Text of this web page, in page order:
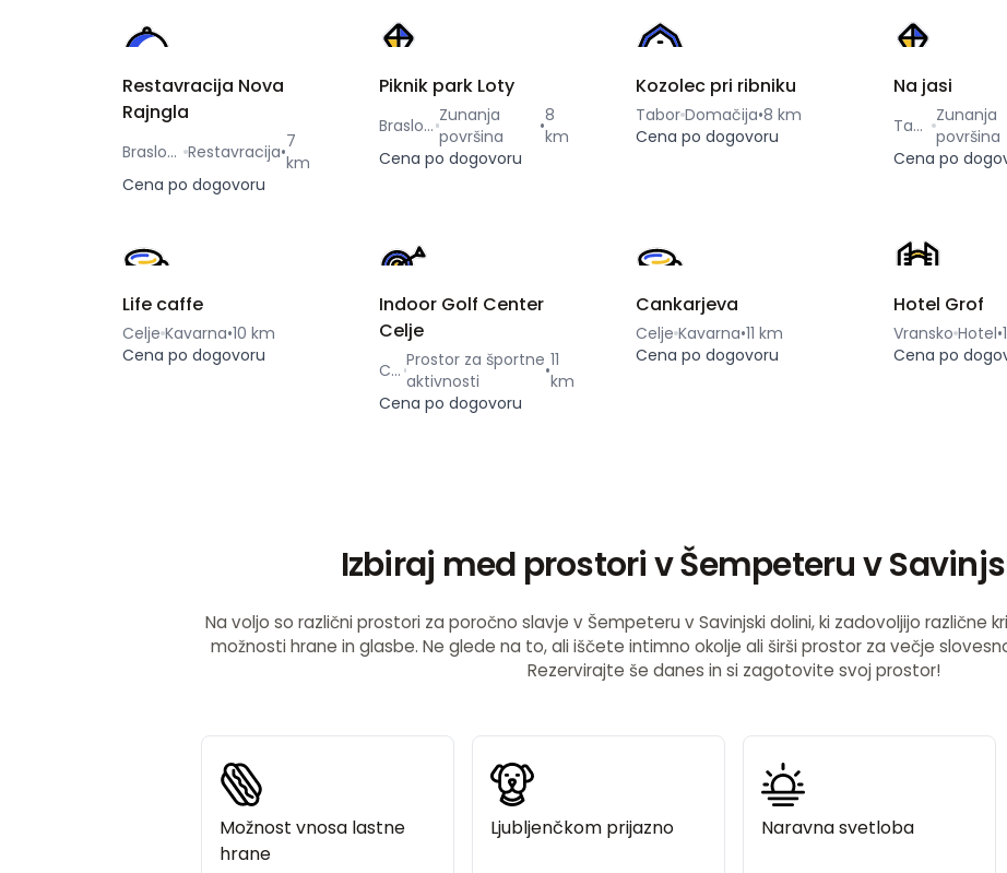
Restavracija Nova
Rajngla
Braslovče Restavracija•7
km
Cena po dogovoru
Piknik park Loty
Braslovče Zunanja
površina
•8
km
Cena po dogovoru
Kozolec pri ribniku
Tabor Domačija•8 km
Cena po dogovoru
Na jasi
Tabor
Zunanja
površina
Cena po
Life caffe
Celje Kavarna•10 km
Cena po dogovoru
Indoor Golf Center
Celje
Celje Prostor za športne
aktivnosti
•11
km
Cena po dogovoru
Cankarjeva
Celje Kavarna•11 km
Cena po dogovoru
Hotel Grof
Vransko Hotel•
Cena po
Izbiraj med prostori v Šempeteru v
Na voljo so različni prostori za poročno slavje v Šempeteru v Savinjski dolini, ki zadovoljijo različne
možnosti hrane in glasbe. Ne glede na to, ali iščete intimno okolje ali širši prostor za večje
Rezervirajte še danes in si zagotovite svoj prostor!
Možnost vnosa lastne
hrane
Ljubljenčkom prijazno Naravna svetloba